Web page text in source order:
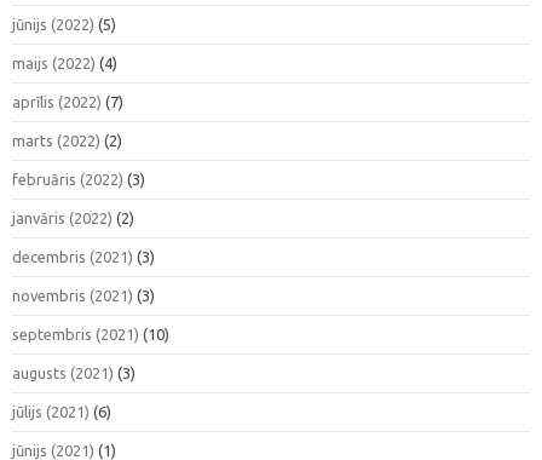
jūnijs (2022) (5)
maijs (2022) (4)
aprīlis (2022) (7)
marts (2022) (2)
februāris (2022) (3)
janvāris (2022) (2)
decembris (2021) (3)
novembris (2021) (3)
septembris (2021) (10)
augusts (2021) (3)
jūlijs (2021) (6)
jūnijs (2021) (1)